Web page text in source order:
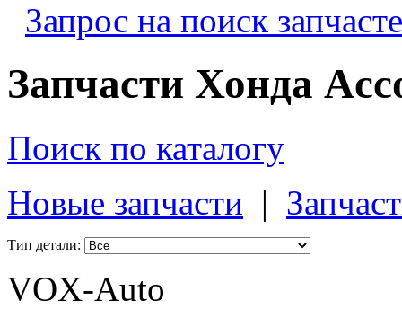
Запрос на поиск
Запчасти Хонда
Поиск по каталогу
Новые запчасти |
Тип детали:
VOX-Auto